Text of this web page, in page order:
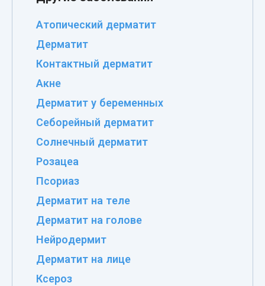
Атопический дерматит
Дерматит
Контактный дерматит
Акне
Дерматит у беременных
Себорейный дерматит
Солнечный дерматит
Розацеа
Псориаз
Дерматит на теле
Дерматит на голове
Нейродермит
Дерматит на лице
Ксероз